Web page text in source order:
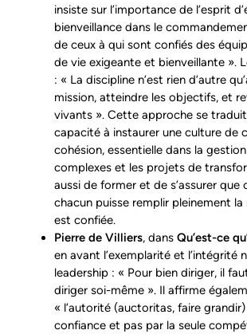
insiste sur l’importance de l’esprit
bienveillance dans le
de ceux à qui sont confiés des
de vie exigeante et bienveillante »​.
: « La discipline n’est rien d’autre
mission, atteindre les objectifs, et
vivants ». Cette approche se
capacité à instaurer une culture de
cohésion, essentielle dans la
complexes et les projets de
aussi de former et de s’assurer que
chacun puisse remplir pleinement la
est confiée.
Pierre de Villiers, dans Qu’est-ce
en avant l’exemplarité et l’intégrité
leadership : « Pour bien diriger, il
diriger soi-même »​. Il affirme
« l’autorité (auctoritas, faire
confiance et pas par la seule